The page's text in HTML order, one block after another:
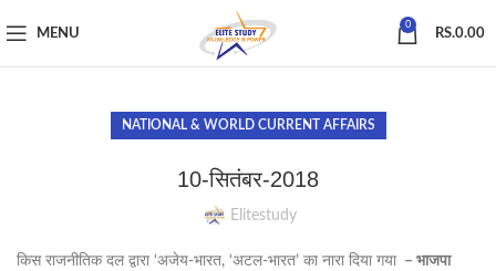
MENU
0
RS.0.00
NATIONAL & WORLD CURRENT AFFAIRS
10-सितंबर-2018
Elitestudy
किस राजनीतिक दल द्वारा ‘अजेय-भारत, ‘अटल-भारत’ का नारा दिया गया – भाजपा